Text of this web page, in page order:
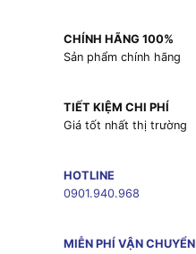
CHÍNH HÃNG 100%
Sản phẩm chính hãng
TIẾT KIỆM CHI PHÍ
Giá tốt nhất thị trường
HOTLINE
0901.940.968
MIỄN PHÍ VẬN CHUYỂN